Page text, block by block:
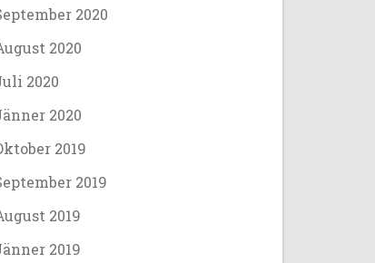
2020
2020
2020
2020
2019
2019
2019
2019